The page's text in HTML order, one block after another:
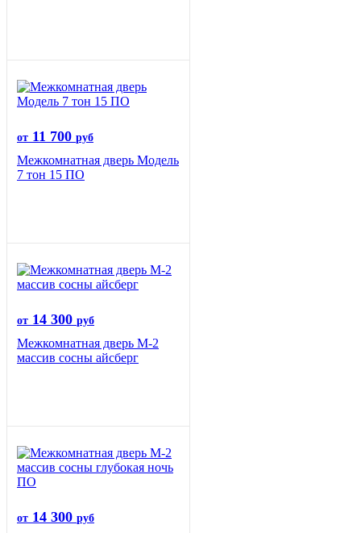
от 11 700 руб
Межкомнатная дверь Модель
7 тон 15 ПО
от 14 300 руб
Межкомнатная дверь М-2
массив сосны айсберг
от 14 300 руб